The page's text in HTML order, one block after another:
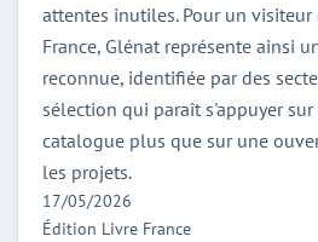
attentes inutiles. Pour un
France, Glénat représente ainsi
reconnue, identifiée par des
sélection qui paraît s'appuyer
catalogue plus que sur une
les projets.
17/05/2026
Édition Livre France